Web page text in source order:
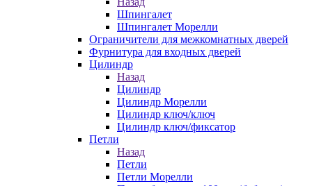
Шпингалет
Шпингалет Морелли
Ограничители для межкомнатных дверей
Фурнитура для входных дверей
Цилиндр
Назад
Цилиндр
Цилиндр Морелли
Цилиндр ключ/ключ
Цилиндр ключ/фиксатор
Петли
Назад
Петли
Петли Морелли